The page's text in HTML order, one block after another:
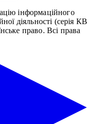
інформаційного
діяльності (серія КВ
право. Всі права